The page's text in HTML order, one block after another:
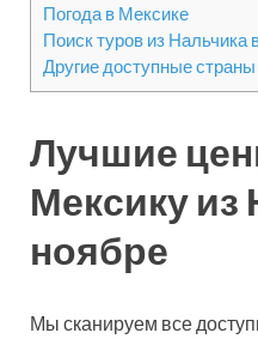
Погода в Мексике
Поиск туров из Нальчика
Другие доступные
Лучшие
Мексику из
ноябре
Мы сканируем все